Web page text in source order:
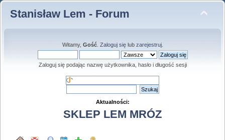
Stanisław Lem - Forum
Witamy, Gość. Zaloguj sięlub zarejestruj.
Zaloguj się podając nazwę użytkownika, hasło i długość sesji
Aktualności:
SKLEP LEM MRÓZ